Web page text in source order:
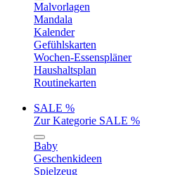
Malvorlagen
Mandala
Kalender
Gefühlskarten
Wochen-Essenspläner
Haushaltsplan
Routinekarten
SALE %
Zur Kategorie SALE %
Baby
Geschenkideen
Spielzeug